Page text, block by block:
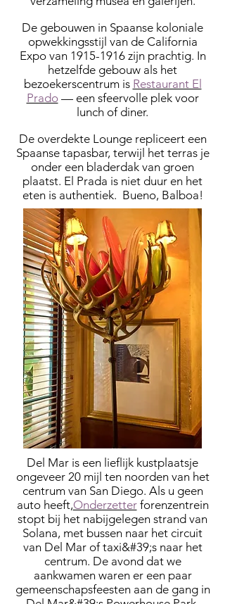
De gebouwen in Spaanse koloniale
opwekkingsstijl van de California
Expo van 1915-1916zijn prachtig. In
hetzelfde gebouw als het
bezoekerscentrum is Restaurant El
Prado — een sfeervolle plek voor
lunch of diner.
De overdekte Lounge repliceert een
Spaanse tapasbar, terwijl het terras je
onder een bladerdak van groen
plaatst. El Prada is niet duur en het
eten is authentiek. Bueno, Balboa!
Del Mar is een lieflijk kustplaatsje
ongeveer 20 mijl ten noorden van het
centrum van San Diego. Als u geen
auto heeft,Onderzetter forenzentrein
stopt bij het nabijgelegen strand van
Solana, met bussen naar het circuit
van Del Mar of taxi&#39;s naar het
centrum. De avond dat we
aankwamen waren er een paar
gemeenschapsfeesten aan de gang in